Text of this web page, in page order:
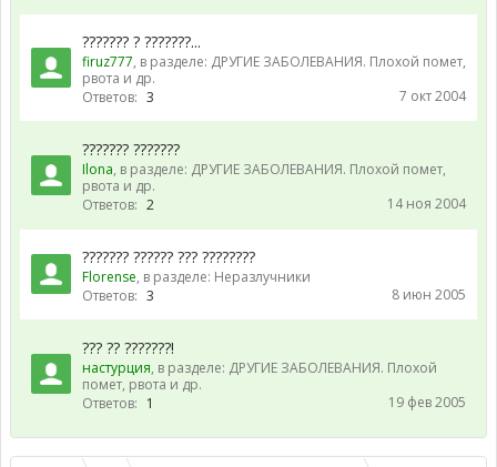
??????? ? ???????...
firuz777, в разделе: ДРУГИЕ ЗАБОЛЕВАНИЯ. Плохой помет,
рвота и др.
Ответов: 3 7 окт 2004
??????? ???????
Ilona, в разделе: ДРУГИЕ ЗАБОЛЕВАНИЯ. Плохой помет,
рвота и др.
Ответов: 2 14 ноя 2004
??????? ?????? ??? ????????
Florense, в разделе: Неразлучники
Ответов: 3 8 июн 2005
??? ?? ???????!
настурция, в разделе: ДРУГИЕ ЗАБОЛЕВАНИЯ. Плохой
помет, рвота и др.
Ответов: 1 19 фев 2005